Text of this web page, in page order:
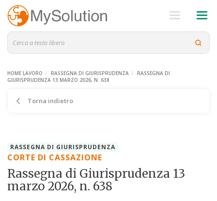
HOME LAVORO RASSEGNA DI GIURISPRUDENZA
RASSEGNA DI
GIURISPRUDENZA 13 MARZO 2026, N. 638
Torna indietro
RASSEGNA DI GIURISPRUDENZA
CORTE DI CASSAZIONE
Rassegna di Giurisprudenza 13
marzo 2026, n. 638